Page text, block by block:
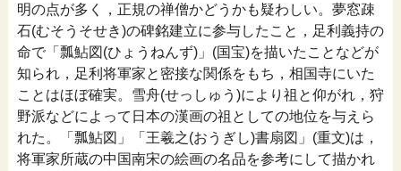
明の点が多く，正規の禅僧かどうかも疑わしい。夢窓疎
石(むそうそせき)の碑銘建立に参与したこと，足利義持の
命で「瓢鮎図(ひょうねんず)」(国宝)を描いたことなどが
知られ，足利将軍家と密接な関係をもち，相国寺にいた
ことはほぼ確実。雪舟(せっしゅう)により祖と仰がれ，狩
野派などによって日本の漢画の祖としての地位を与えら
れた。「瓢鮎図」「王羲之(おうぎし)書扇図」(重文)は，
将軍家所蔵の中国南宋の絵画の名品を参考にして描かれ